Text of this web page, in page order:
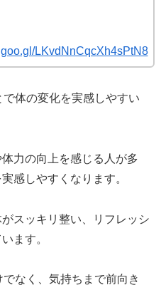
LKvdNnCqcXh4sPtN8
体の変化を実感しやすい
力の向上を感じる人が多
感しやすくなります。
スッキリ整い、リフレッシ
ます。
なく、気持ちまで前向き